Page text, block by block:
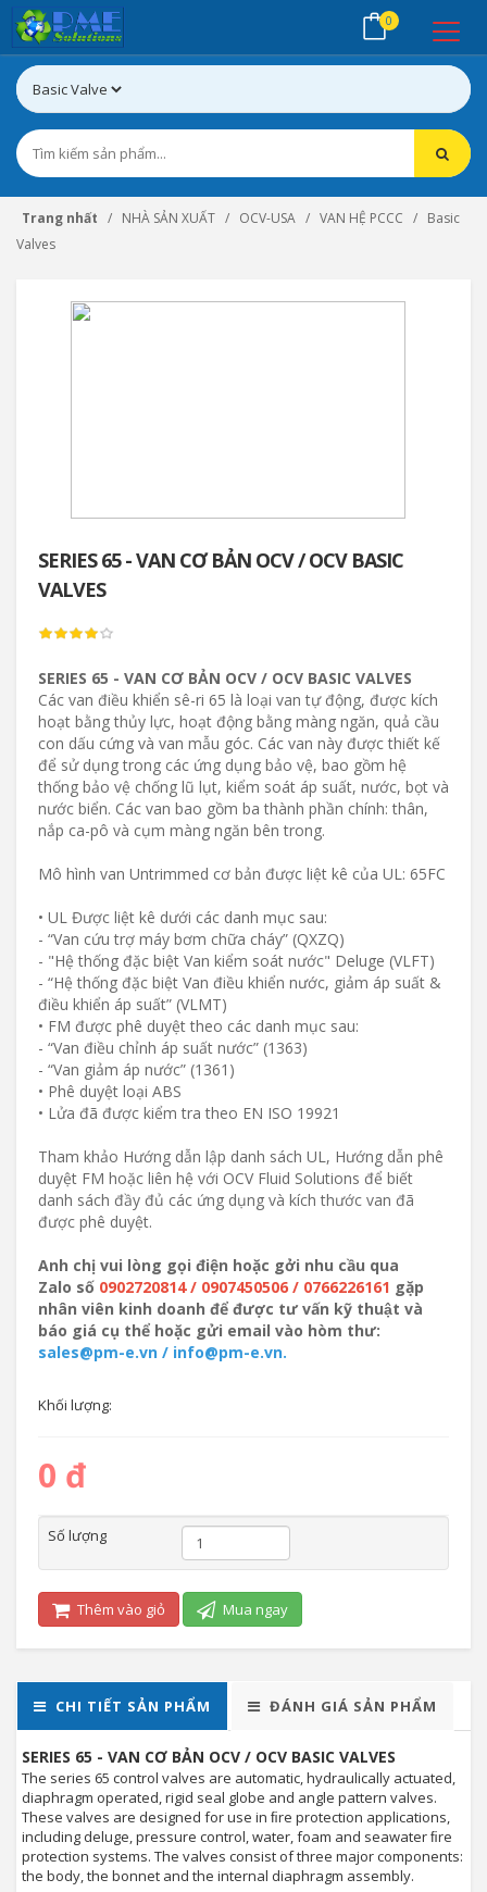
0
Trang nhất NHÀ SẢN XUẤT OCV-USA VAN HỆ PCCC
Basic
Valves
SERIES 65 - VAN CƠ BẢN OCV / OCV BASIC
VALVES
SERIES 65 - VAN CƠ BẢN OCV / OCV BASIC VALVES
Các van điều khiển sê-ri 65 là loại van tự động, được kích
hoạt bằng thủy lực, hoạt động bằng màng ngăn, quả cầu
con dấu cứng và van mẫu góc. Các van này được thiết kế
để sử dụng trong các ứng dụng bảo vệ, bao gồm hệ
thống bảo vệ chống lũ lụt, kiểm soát áp suất, nước, bọt và
nước biển. Các van bao gồm ba thành phần chính: thân,
nắp ca-pô và cụm màng ngăn bên trong.
Mô hình van Untrimmed cơ bản được liệt kê của UL: 65FC
• UL Được liệt kê dưới các danh mục sau:
- “Van cứu trợ máy bơm chữa cháy” (QXZQ)
- "Hệ thống đặc biệt Van kiểm soát nước" Deluge (VLFT)
- “Hệ thống đặc biệt Van điều khiển nước, giảm áp suất &
điều khiển áp suất” (VLMT)
• FM được phê duyệt theo các danh mục sau:
- “Van điều chỉnh áp suất nước” (1363)
- “Van giảm áp nước” (1361)
• Phê duyệt loại ABS
• Lửa đã được kiểm tra theo EN ISO 19921
Tham khảo Hướng dẫn lập danh sách UL, Hướng dẫn phê
duyệt FM hoặc liên hệ với OCV Fluid Solutions để biết
danh sách đầy đủ các ứng dụng và kích thước van đã
được phê duyệt.
Anh chị vui lòng gọi điện hoặc gởi nhu cầu qua
Zalo số 0902720814 / 0907450506 / 0766226161 gặp
nhân viên kinh doanh để được tư vấn kỹ thuật và
báo giá cụ thể hoặc gửi email vào hòm thư:
sales@pm-e.vn / info@pm-e.vn.
Khối lượng:
0 đ
Số lượng
Thêm vào giỏ Mua ngay
CHI TIẾT SẢN PHẨM ĐÁNH GIÁ SẢN PHẨM
SERIES 65 - VAN CƠ BẢN OCV / OCV BASIC VALVES
The series 65 control valves are automatic, hydraulically actuated,
diaphragm operated, rigid seal globe and angle pattern valves.
These valves are designed for use in ﬁre protection applications,
including deluge, pressure control, water, foam and seawater ﬁre
protection systems. The valves consist of three major components:
the body, the bonnet and the internal diaphragm assembly.